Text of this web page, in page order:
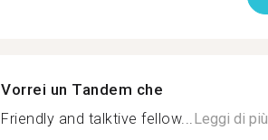
Vorrei un Tandem che
Friendly and talktive fellow...Leggi di più